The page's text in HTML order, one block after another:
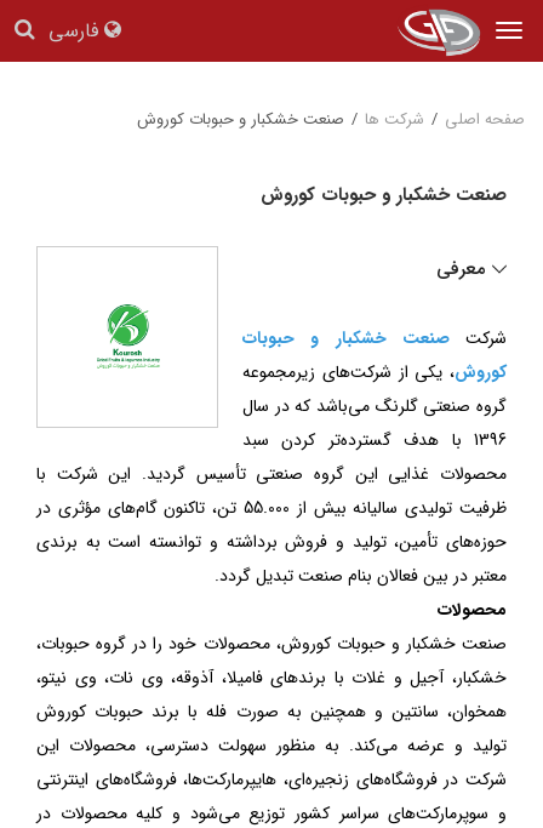
فارسی
صفحه اصلی / شرکت ها / صنعت خشکبار و حبوبات کوروش
صنعت خشکبار و حبوبات کوروش
معرفی
شرکتصنعت خشکبار و حبوبات
کوروش، یکی از شرکت‌های زیرمجموعه
گروه صنعتی گلرنگ می‌باشد که در سال
1396 با هدف گسترده‌تر کردن سبد
محصولات غذایی این گروه صنعتی تأسیس گردید. این شرکت با
ظرفیت تولیدی سالیانه بیش از 55.000 تن، تاکنون گام‌های مؤثری در
حوزه‌های تأمین، تولید و فروش برداشته و توانسته است به برندی
معتبر در بین فعالان بنام صنعت تبدیل گردد.
محصولات
صنعت خشکبار و حبوبات کوروش، محصولات خود را در گروه حبوبات،
خشکبار، آجیل و غلات با برندهای فامیلا، آذوقه، وی نات، وی نیتو،
همخوان، سانتین و همچنین به صورت فله با برند حبوبات کوروش
تولید و عرضه می‌کند. به منظور سهولت دسترسی، محصولات این
شرکت در فروشگاه‌های زنجیره‌ای، هایپرمارکت‌ها، فروشگاه‌های اینترنتی
و سوپرمارکت‌های سراسر کشور توزیع می‌شود و کلیه محصولات در